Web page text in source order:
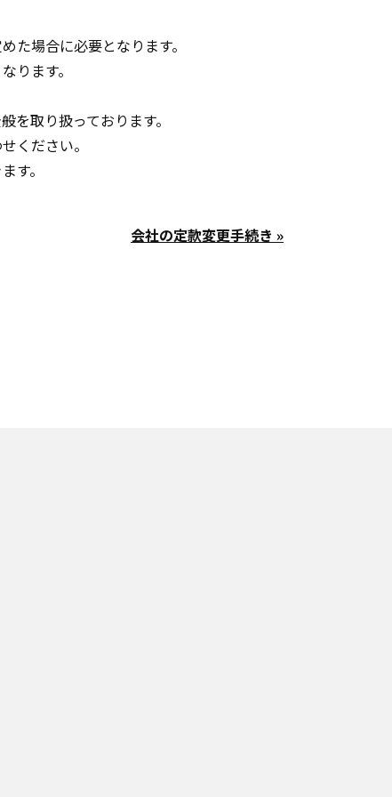
た場合に必要となります。
ります。
を取り扱っております。
ください。
す。
会社の定款変更手続き »